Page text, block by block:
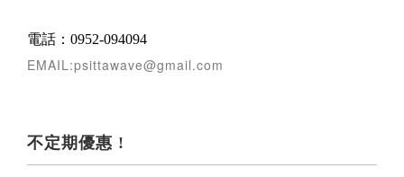
電話：0952-094094
EMAIL:psittawave@gmail.com
不定期優惠 !